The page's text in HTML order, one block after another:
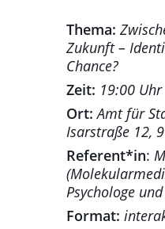
Thema:
Zukunft –
Chance?
Zeit: 19:00 Uhr
Ort:Amt für
Isarstraße 12,
Referent*in:
Psychologe
Format: